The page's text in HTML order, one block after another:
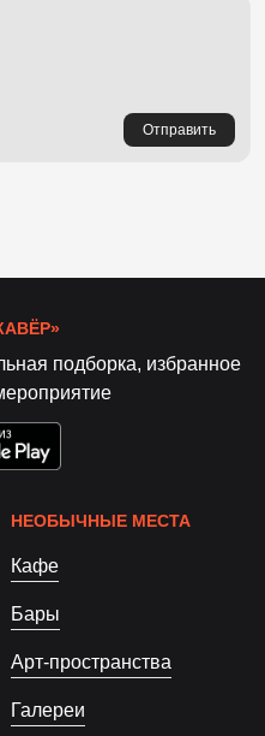
Отправить
подборка, избранное
НЕОБЫЧНЫЕ МЕСТА
Кафе
Бары
Арт-пространства
Галереи